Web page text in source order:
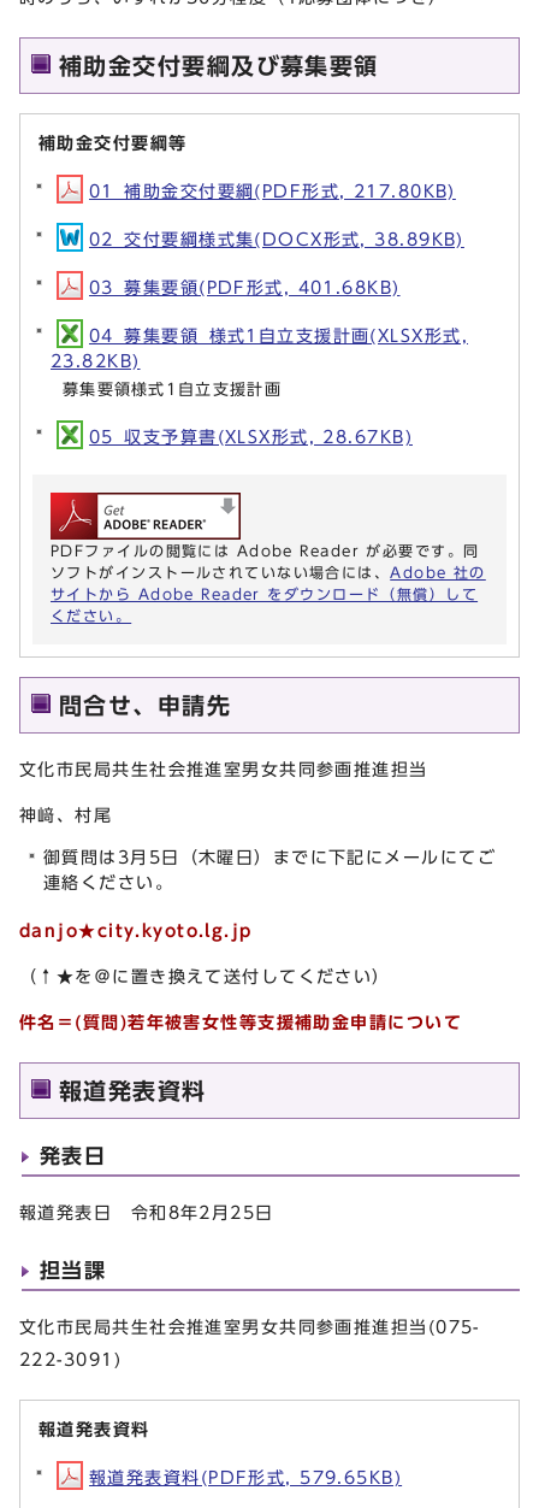
補助金交付要綱及び募集要領
補助金交付要綱等
01_補助金交付要綱(PDF形式, 217.80KB)
02_交付要綱様式集(DOCX形式, 38.89KB)
03_募集要領(PDF形式, 401.68KB)
04_募集要領_様式1自立支援計画(XLSX形式,
23.82KB)
募集要領様式1自立支援計画
05_収支予算書(XLSX形式, 28.67KB)
PDFファイルの閲覧には Adobe Reader が必要です。同
ソフトがインストールされていない場合には、 Adobe 社の
サイトから Adobe Reader をダウンロード（無償）して
ください。
問合せ、申請先
文化市民局共生社会推進室男女共同参画推進担当
神﨑、村尾
御質問は3月5日（木曜日）までに下記にメールにてご
連絡ください。
danjo★city.kyoto.lg.jp
（↑★を＠に置き換えて送付してください）
件名＝(質問)若年被害女性等支援補助金申請について
報道発表資料
発表日
報道発表日 令和8年2月25日
担当課
文化市民局共生社会推進室男女共同参画推進担当(075-
222-3091)
報道発表資料
報道発表資料(PDF形式, 579.65KB)